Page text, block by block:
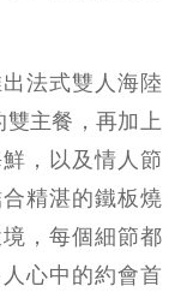
法式雙人海陸
主餐，再加上
，以及情人節
精湛的鐵板燒
，每個細節都
心中的約會首